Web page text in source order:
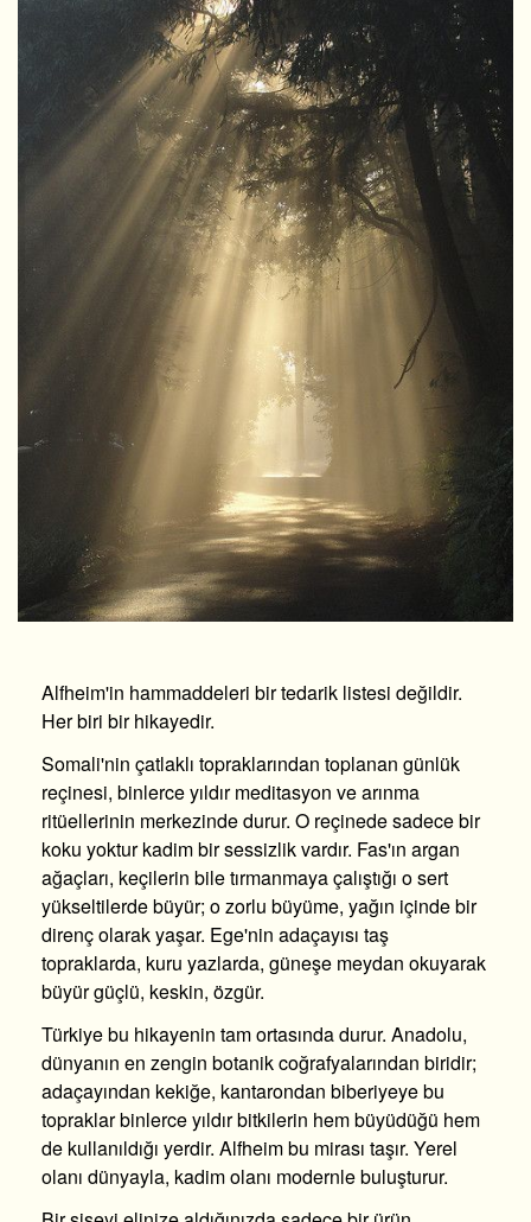
Alfheim'in hammaddeleri bir tedarik listesi değildir.
Her biri bir hikayedir.
Somali'nin çatlaklı topraklarından toplanan günlük
reçinesi, binlerce yıldır meditasyon ve arınma
ritüellerinin merkezinde durur. O reçinede sadece bir
koku yoktur kadim bir sessizlik vardır. Fas'ın argan
ağaçları, keçilerin bile tırmanmaya çalıştığı o sert
yükseltilerde büyür; o zorlu büyüme, yağın içinde bir
direnç olarak yaşar. Ege'nin adaçayısı taş
topraklarda, kuru yazlarda, güneşe meydan okuyarak
büyür güçlü, keskin, özgür.
Türkiye bu hikayenin tam ortasında durur. Anadolu,
dünyanın en zengin botanik coğrafyalarından biridir;
adaçayından kekiğe, kantarondan biberiyeye bu
topraklar binlerce yıldır bitkilerin hem büyüdüğü hem
de kullanıldığı yerdir. Alfheim bu mirası taşır. Yerel
olanı dünyayla, kadim olanı modernle buluşturur.